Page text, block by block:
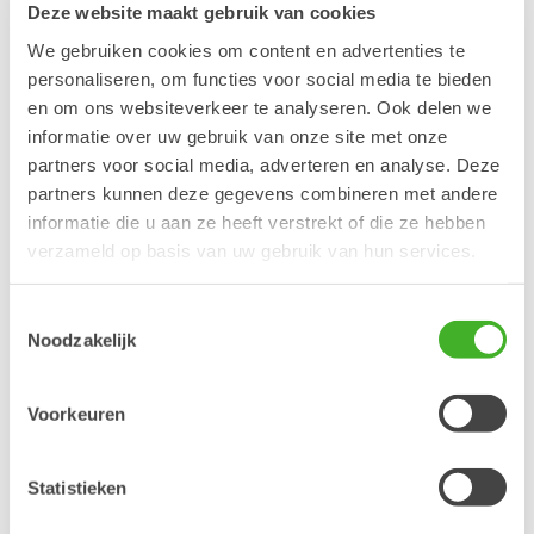
Deze website maakt gebruik van cookies
We gebruiken cookies om content en advertenties te
personaliseren, om functies voor social media te bieden
en om ons websiteverkeer te analyseren. Ook delen we
informatie over uw gebruik van onze site met onze
partners voor social media, adverteren en analyse. Deze
partners kunnen deze gegevens combineren met andere
informatie die u aan ze heeft verstrekt of die ze hebben
verzameld op basis van uw gebruik van hun services.
Noodzakelijk
Voorkeuren
Statistieken
Multifunctionele Grijper
Een veelzijdige en sterke grijper voor gebruik
in de algemene infrasector, het leggen van
stenen, sorteren, het laden van hout, het
hanteren van afvalhout en lichte
sloopwerkzaamheden. Hij is licht van gewicht
maar toch sterk en heeft een compact
ontwerp. Verbeterde gesynchroniseerde
beweging van de schalen maken de bediening
soepeler en objecten kunnen met precisie
worden gehanteerd. De volledig sluitende
voorwerpen veilig worden vastgehouden.
De sorteergrijper is uitstekend geschikt voor
ook voor recycling, sorteren en middelzware
sloopwerkzaamheden. De constructie is licht
van gewicht en toch sterk. Dankzij de brede